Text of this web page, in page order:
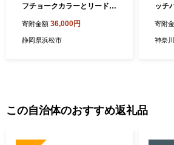
フチョークカラーとリードの
貨 日用品
寄附金額 36,000円
静岡県浜松市
ッチ
寄附
神奈
この自治体のおすすめ返礼品